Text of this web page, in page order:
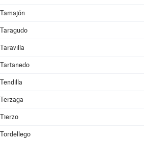
Tamajón
Taragudo
Taravilla
Tartanedo
Tendilla
Terzaga
Tierzo
Tordellego